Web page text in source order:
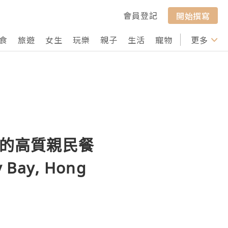
會員登記
開始撰寫
旅遊 女生 玩樂 親子 生活 寵物 行山 打卡
更多
高質親民餐
Bay, Hong